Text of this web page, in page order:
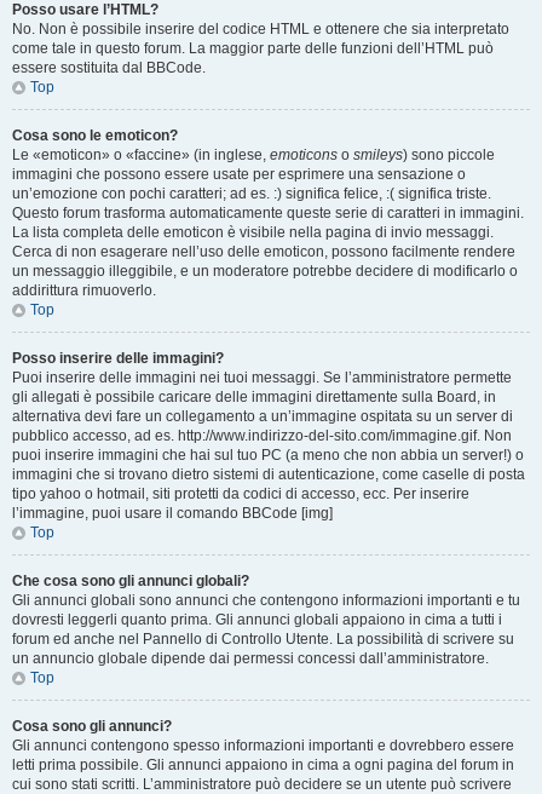
Posso usare l’HTML?
No. Non è possibile inserire del codice HTML e ottenere che sia interpretato
come tale in questo forum. La maggior parte delle funzioni dell’HTML può
essere sostituita dal BBCode.
Top
Cosa sono le emoticon?
Le «emoticon» o «faccine» (in inglese, emoticons o smileys) sono piccole
immagini che possono essere usate per esprimere una sensazione o
un’emozione con pochi caratteri; ad es. :) significa felice, :( significa triste.
Questo forum trasforma automaticamente queste serie di caratteri in immagini.
La lista completa delle emoticon è visibile nella pagina di invio messaggi.
Cerca di non esagerare nell’uso delle emoticon, possono facilmente rendere
un messaggio illeggibile, e un moderatore potrebbe decidere di modificarlo o
addirittura rimuoverlo.
Top
Posso inserire delle immagini?
Puoi inserire delle immagini nei tuoi messaggi. Se l’amministratore permette
gli allegati è possibile caricare delle immagini direttamente sulla Board, in
alternativa devi fare un collegamento a un’immagine ospitata su un server di
pubblico accesso, ad es. http://www.indirizzo-del-sito.com/immagine.gif. Non
puoi inserire immagini che hai sul tuo PC (a meno che non abbia un server!) o
immagini che si trovano dietro sistemi di autenticazione, come caselle di posta
tipo yahoo o hotmail, siti protetti da codici di accesso, ecc. Per inserire
l’immagine, puoi usare il comando BBCode [img]
Top
Che cosa sono gli annunci globali?
Gli annunci globali sono annunci che contengono informazioni importanti e tu
dovresti leggerli quanto prima. Gli annunci globali appaiono in cima a tutti i
forum ed anche nel Pannello di Controllo Utente. La possibilità di scrivere su
un annuncio globale dipende dai permessi concessi dall’amministratore.
Top
Cosa sono gli annunci?
Gli annunci contengono spesso informazioni importanti e dovrebbero essere
letti prima possibile. Gli annunci appaiono in cima a ogni pagina del forum in
cui sono stati scritti. L’amministratore può decidere se un utente può scrivere